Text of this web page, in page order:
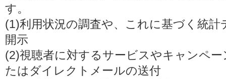
す。
(1)利用状況の調査や、これに基づく統
開示
(2)視聴者に対するサービスやキャンペ
たはダイレクトメールの送付